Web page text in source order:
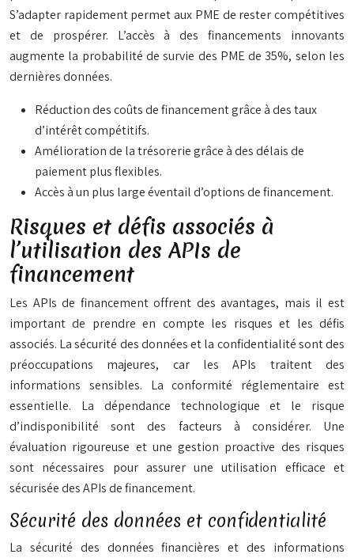
S’adapter rapidement permet aux PME de rester compétitives
et de prospérer. L’accès à des financements innovants
augmente la probabilité de survie des PME de 35%, selon les
dernières données.
Réduction des coûts de financement grâce à des taux
d’intérêt compétitifs.
Amélioration de la trésorerie grâce à des délais de
paiement plus flexibles.
Accès à un plus large éventail d’options de financement.
Risques et défis associés à
l’utilisation des APIs de
financement
Les APIs de financement offrent des avantages, mais il est
important de prendre en compte les risques et les défis
associés. La sécurité des données et la confidentialité sont des
préoccupations majeures, car les APIs traitent des
informations sensibles. La conformité réglementaire est
essentielle. La dépendance technologique et le risque
d’indisponibilité sont des facteurs à considérer. Une
évaluation rigoureuse et une gestion proactive des risques
sont nécessaires pour assurer une utilisation efficace et
sécurisée des APIs de financement.
Sécurité des données et confidentialité
La sécurité des données financières et des informations